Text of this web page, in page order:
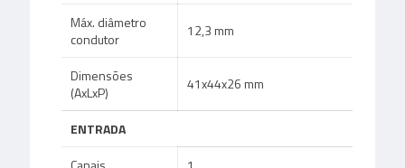
Máx. diâmetro
condutor
12,3 mm
Dimensões
(AxLxP)
41x44x26 mm
ENTRADA